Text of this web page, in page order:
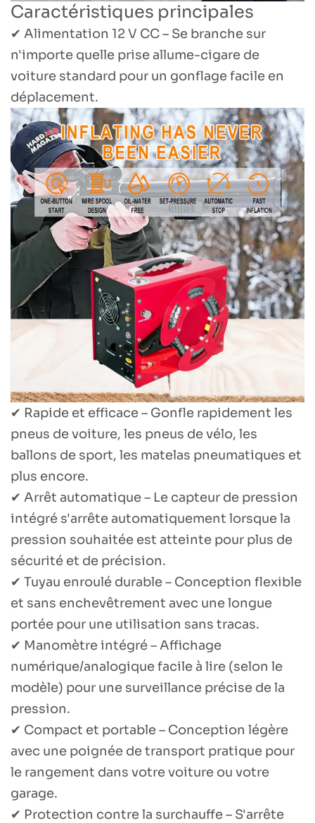
Caractéristiques principales
✔ Alimentation 12 V CC – Se branche sur
n'importe quelle prise allume-cigare de
voiture standard pour un gonflage facile en
déplacement.
✔ Rapide et efficace – Gonfle rapidement les
pneus de voiture, les pneus de vélo, les
ballons de sport, les matelas pneumatiques et
plus encore.
✔ Arrêt automatique – Le capteur de pression
intégré s'arrête automatiquement lorsque la
pression souhaitée est atteinte pour plus de
sécurité et de précision.
✔ Tuyau enroulé durable – Conception flexible
et sans enchevêtrement avec une longue
portée pour une utilisation sans tracas.
✔ Manomètre intégré – Affichage
numérique/analogique facile à lire (selon le
modèle) pour une surveillance précise de la
pression.
✔ Compact et portable – Conception légère
avec une poignée de transport pratique pour
le rangement dans votre voiture ou votre
garage.
✔ Protection contre la surchauffe – S'arrête